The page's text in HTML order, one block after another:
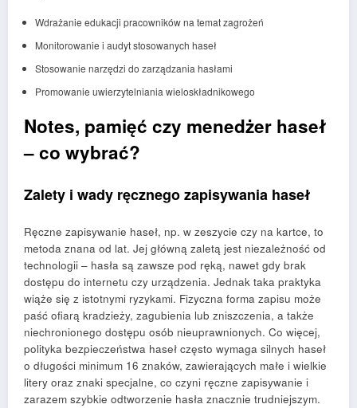
Wdrażanie edukacji pracowników na temat zagrożeń
Monitorowanie i audyt stosowanych haseł
Stosowanie narzędzi do zarządzania hasłami
Promowanie uwierzytelniania wieloskładnikowego
Notes, pamięć czy menedżer haseł
– co wybrać?
Zalety i wady ręcznego zapisywania haseł
Ręczne zapisywanie haseł, np. w zeszycie czy na kartce, to
metoda znana od lat. Jej główną zaletą jest niezależność od
technologii – hasła są zawsze pod ręką, nawet gdy brak
dostępu do internetu czy urządzenia. Jednak taka praktyka
wiąże się z istotnymi ryzykami. Fizyczna forma zapisu może
paść ofiarą kradzieży, zagubienia lub zniszczenia, a także
niechronionego dostępu osób nieuprawnionych. Co więcej,
polityka bezpieczeństwa haseł często wymaga silnych haseł
o długości minimum 16 znaków, zawierających małe i wielkie
litery oraz znaki specjalne, co czyni ręczne zapisywanie i
zarazem szybkie odtworzenie hasła znacznie trudniejszym.